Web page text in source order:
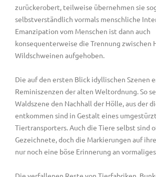
zurückerobert, teilweise übernehmen sie
selbstverständlich vormals menschliche
Emanzipation vom Menschen ist dann auch
konsequenterweise die Trennung zwischen
Wildschweinen aufgehoben.
Die auf den ersten Blick idyllischen Szenen
Reminiszenzen der alten Weltordnung. So
Waldszene den Nachhall der Hölle, aus der
entkommen sind in Gestalt eines
Tiertransporters. Auch die Tiere selbst sind
Gezeichnete, doch die Markierungen auf
nur noch eine böse Erinnerung an